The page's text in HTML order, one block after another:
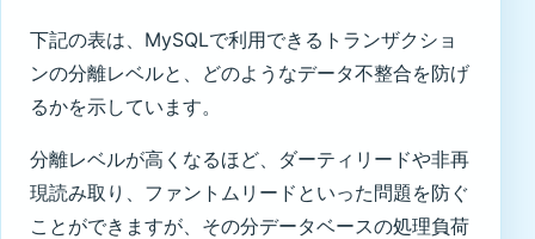
下記の表は、MySQLで利用できるトランザクショ
ンの分離レベルと、どのようなデータ不整合を防げ
るかを示しています。
分離レベルが高くなるほど、ダーティリードや非再
現読み取り、ファントムリードといった問題を防ぐ
ことができますが、その分データベースの処理負荷